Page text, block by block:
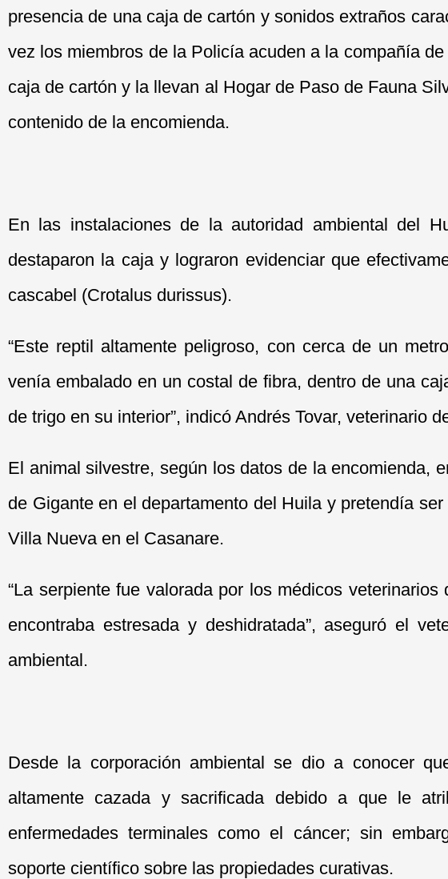
presencia de una caja de cartón y sonidos extraños
vez los miembros de la Policía acuden a la compañía
caja de cartón y la llevan al Hogar de Paso de Fauna
contenido de la encomienda.
En las instalaciones de la autoridad ambiental del
destaparon la caja y lograron evidenciar que
cascabel (Crotalus durissus).
“Este reptil altamente peligroso, con cerca de un
venía embalado en un costal de fibra, dentro de una
de trigo en su interior”, indicó Andrés Tovar, veterinario
El animal silvestre, según los datos de la encomienda,
de Gigante en el departamento del Huila y pretendía
Villa Nueva en el Casanare.
“La serpiente fue valorada por los médicos
encontraba estresada y deshidratada”, aseguró el
ambiental.
Desde la corporación ambiental se dio a conocer
altamente cazada y sacrificada debido a que le
enfermedades terminales como el cáncer; sin
soporte científico sobre las propiedades curativas.